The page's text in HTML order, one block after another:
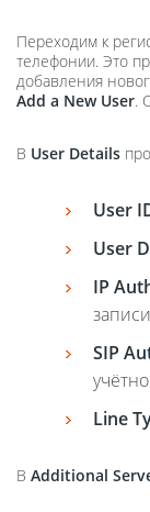
Переходим к
телефонии. Это
добавления
Add a New User.
В User Details
User
User
IP
SIP
Line
В Additional